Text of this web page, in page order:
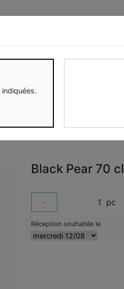
Black Pear 70 cl
- 1 pc
Réception souhaitée le